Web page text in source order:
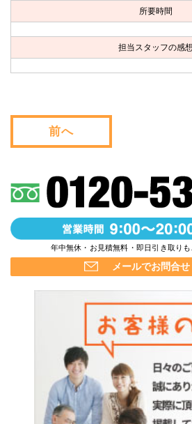
お客様の声
お問い合わせ
会社概要
WEB割引券プレゼン
所要時間
担当スタッフの感想
前へ
年中無休・お見積無料・即日引き取りも
メールでお問合せ